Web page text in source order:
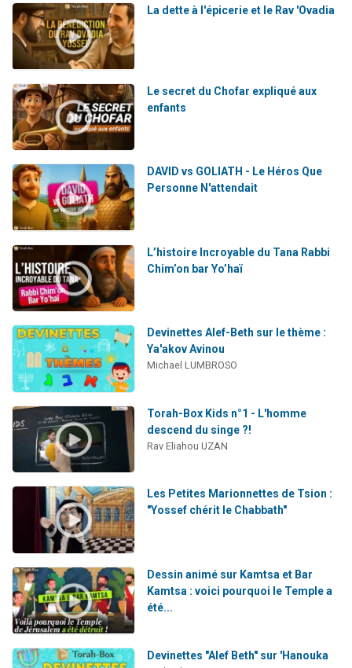
La dette à l'épicerie et le Rav 'Ovadia
Le secret du Chofar expliqué aux
enfants
DAVID vs GOLIATH - Le Héros Que
Personne N'attendait
L’histoire Incroyable du Tana Rabbi
Chim’on bar Yo’haï
Devinettes Alef-Beth sur le thème :
Ya'akov Avinou
Michael LUMBROSO
Torah-Box Kids n°1 - L'homme
descend du singe ?!
Rav Eliahou UZAN
Les Petites Marionnettes de Tsion :
"Yossef chérit le Chabbath"
Dessin animé sur Kamtsa et Bar
Kamtsa : voici pourquoi le Temple a
été...
Devinettes "Alef Beth" sur 'Hanouka